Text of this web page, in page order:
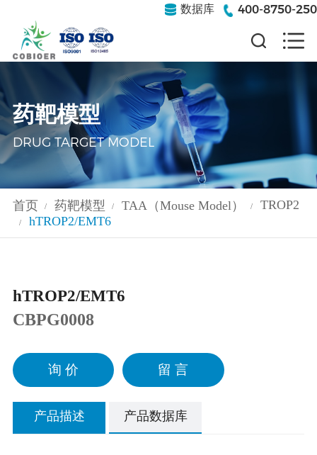
数据库 400-8750-250
药靶模型
DRUG TARGET MODEL
首页 / 药靶模型 / TAA（Mouse Model） / TROP2
/ hTROP2/EMT6
hTROP2/EMT6
CBPG0008
询 价 留 言
产品描述 产品数据库